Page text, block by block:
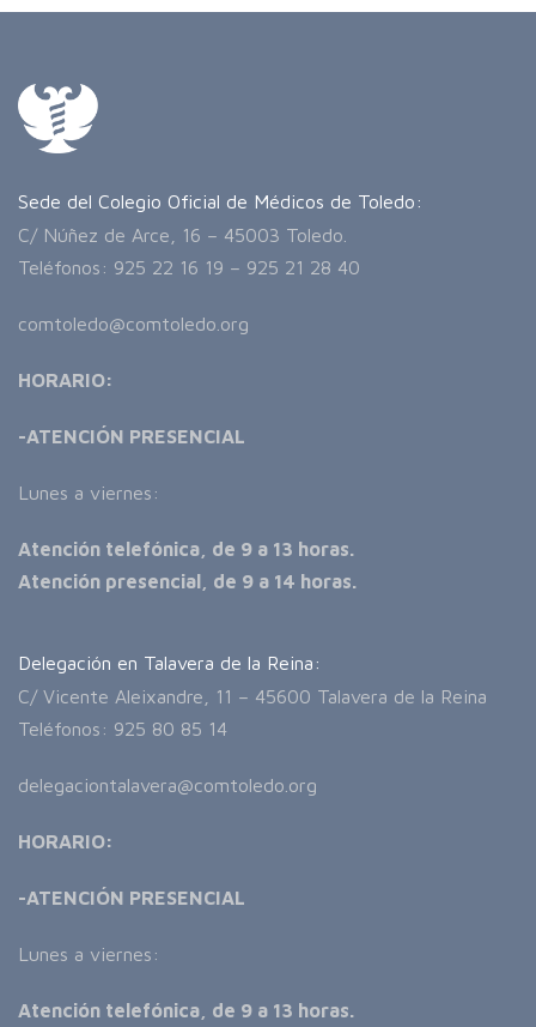
Sede del Colegio Oficial de Médicos de Toledo:
C/ Núñez de Arce, 16 – 45003 Toledo.
Teléfonos: 925 22 16 19 – 925 21 28 40
comtoledo@comtoledo.org
HORARIO:
-ATENCIÓN PRESENCIAL
Lunes a viernes:
Atención telefónica, de 9 a 13 horas.
Atención presencial, de 9 a 14 horas.
Delegación en Talavera de la Reina:
C/ Vicente Aleixandre, 11 – 45600 Talavera de la Reina
Teléfonos: 925 80 85 14
delegaciontalavera@comtoledo.org
HORARIO:
-ATENCIÓN PRESENCIAL
Lunes a viernes:
Atención telefónica, de 9 a 13 horas.